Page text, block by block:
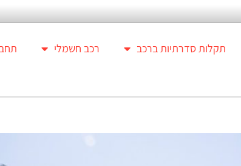
תקלות סדרתיות ברכב רכב חשמלי